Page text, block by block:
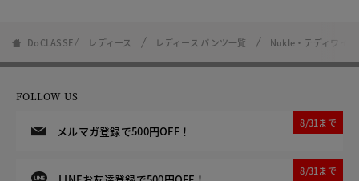
DoCLASSE レディース レディース パンツ一覧 Nukle・テディワイ
FOLLOW US
メルマガ登録で500円OFF！
8/31まで
8/31まで